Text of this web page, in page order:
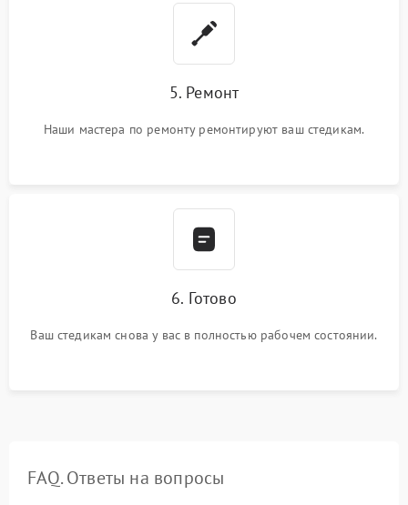
5. Ремонт
Наши мастера по ремонту ремонтируют ваш стедикам.
6. Готово
Ваш стедикам снова у вас в полностью рабочем состоянии.
FAQ. Ответы на вопросы